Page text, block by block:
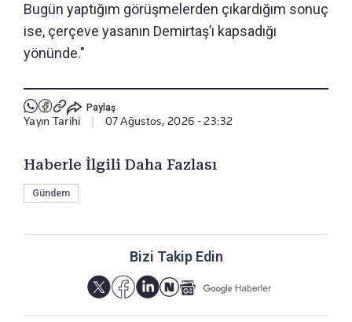
Bugün yaptığım görüşmelerden çıkardığım sonuç
ise, çerçeve yasanın Demirtaş’ı kapsadığı
yönünde."
Paylaş
Yayın Tarihi 07 Ağustos, 2026 - 23:32
Haberle İlgili Daha Fazlası
Gündem
Bizi Takip Edin